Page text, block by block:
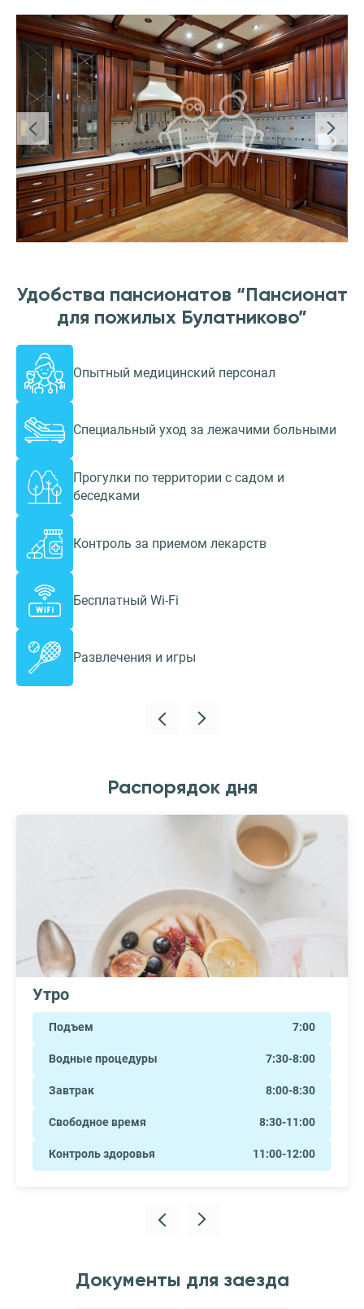
Удобства пансионатов “Пансионат
для пожилых Булатниково”
Опытный медицинский персонал
Специальный уход за лежачими больными
Прогулки по территории с садом и
беседками
Контроль за приемом лекарств
Бесплатный Wi-Fi
Развлечения и игры
Распорядок дня
Утро
Подъем 7:00
Водные процедуры 7:30-8:00
Завтрак 8:00-8:30
Свободное время 8:30-11:00
Контроль здоровья 11:00-12:00
Документы для заезда